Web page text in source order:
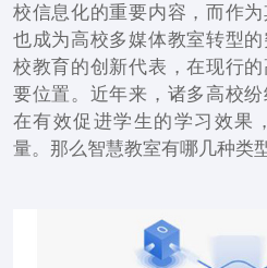
校信息化的重要内容，而作
也成为高校多媒体教室转型
校教育的创新代表，在现行
要位置。近年来，诸多高校
在有效促进学生的学习效果
量。那么智慧教室有哪几种类